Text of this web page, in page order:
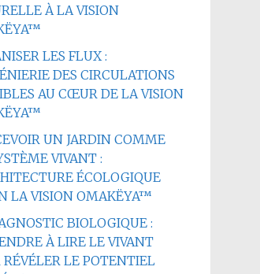
À LA VISION
LES FLUX :
DES CIRCULATIONS
AU CŒUR DE LA VISION
UN JARDIN COMME
VIVANT :
ÉCOLOGIQUE
LA VISION OMAKËYA™
BIOLOGIQUE :
À LIRE LE VIVANT
RÉVÉLER LE POTENTIEL